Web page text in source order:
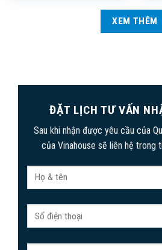
XEM THÊM
ĐẶT LỊCH TƯ VẤN
Sau khi nhận được yêu cầu của
của Vinahouse sẽ liên hệ trong